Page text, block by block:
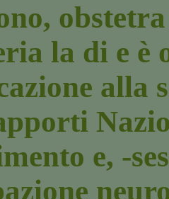
la di e è
alla
e, -